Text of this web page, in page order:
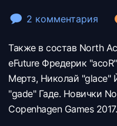
2 комментария
Также в состав North
eFuture Фредерик
Мертз, Николай "glace"
"gade" Гаде. Новички
Copenhagen Games 2017.